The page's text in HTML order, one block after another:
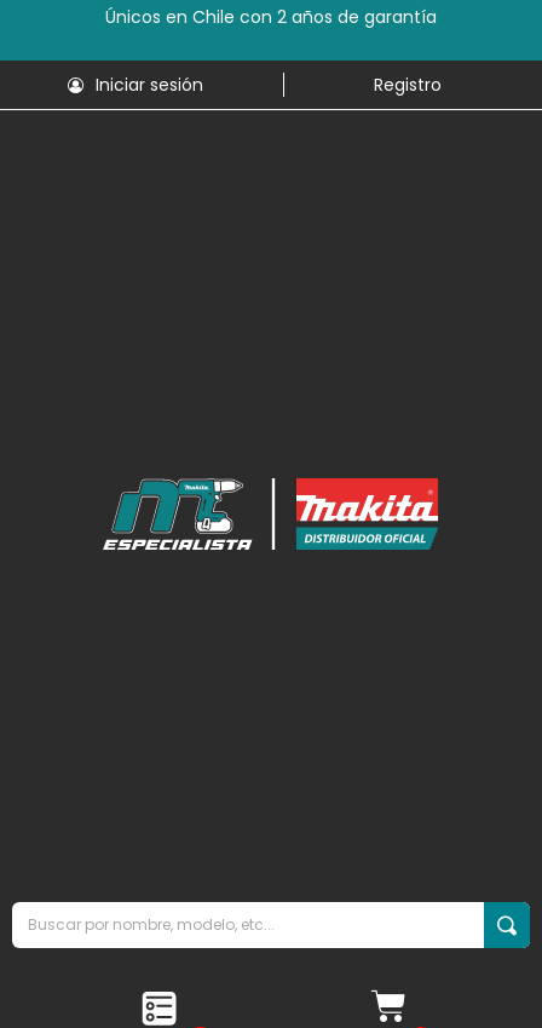
Únicos en Chile con 2 años de garantía
Iniciar sesión Registro